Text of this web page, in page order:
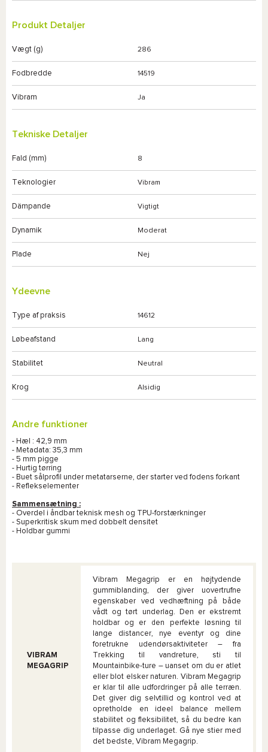
Produkt Detaljer
Vægt (g) 286
Fodbredde 14519
Vibram Ja
Tekniske Detaljer
Fald (mm) 8
Teknologier Vibram
Dämpande Vigtigt
Dynamik Moderat
Plade Nej
Ydeevne
Type af praksis 14612
Løbeafstand Lang
Stabilitet Neutral
Krog Alsidig
Andre funktioner
- Hæl : 42,9 mm
- Metadata: 35,3 mm
- 5 mm pigge
- Hurtig tørring
- Buet sålprofil under metatarserne, der starter ved fodens forkant
- Reflekselementer
Sammensætning :
- Overdel i åndbar teknisk mesh og TPU-forstærkninger
- Superkritisk skum med dobbelt densitet
- Holdbar gummi
VIBRAM
MEGAGRIP
Vibram Megagrip er en højtydende
gummiblanding, der giver uovertrufne
egenskaber ved vedhæftning på både
vådt og tørt underlag. Den er ekstremt
holdbar og er den perfekte løsning til
lange distancer, nye eventyr og dine
foretrukne udendørsaktiviteter – fra
Trekking til vandreture, sti til
Mountainbike-ture – uanset om du er atlet
eller blot elsker naturen. Vibram Megagrip
er klar til alle udfordringer på alle terræn.
Det giver dig selvtillid og kontrol ved at
opretholde en ideel balance mellem
stabilitet og fleksibilitet, så du bedre kan
tilpasse dig underlaget. Gå nye stier med
det bedste, Vibram Megagrip.